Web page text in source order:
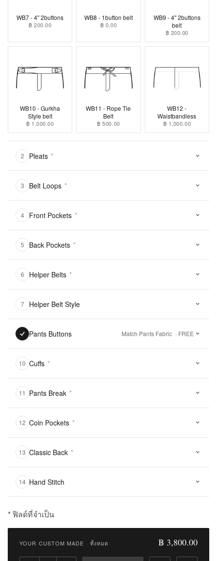
WB7 - 4" 2buttons
฿ 200.00
WB8 - 1button belt
฿ 0.00
WB9 - 4" 2buttons
belt
฿ 200.00
WB10 - Gurkha
Style belt
฿ 1,000.00
WB11 - Rope Tie
Belt
฿ 500.00
WB12 -
Waistbandless
฿ 1,000.00
2 Pleats *
3 Belt Loops *
4 Front Pockets *
5 Back Pockets *
6 Helper Belts *
7 Helper Belt Style
Pants Buttons Match Pants Fabric · FREE
10 Cuffs *
11 Pants Break *
12 Coin Pockets *
13 Classic Back *
14 Hand Stitch
* ฟิลด์ที่จำเป็น
฿
Qty:
YOUR CUSTOM MADE · ทั้งหมด ฿ 3,800.00